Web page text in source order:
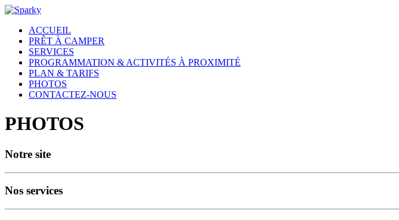
ACCUEIL
PRÊT À CAMPER
SERVICES
PROGRAMMATION & ACTIVITÉS À PROXIMITÉ
PLAN & TARIFS
PHOTOS
CONTACTEZ-NOUS
PHOTOS
Notre site
Nos services